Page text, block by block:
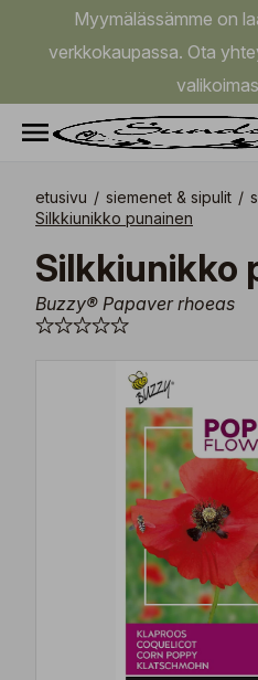
Myymälässämme on
verkkokaupassa. Ota
etusivu / siemenet & sipulit /
Silkkiunikko punainen
Silkkiunikko
Buzzy® Papaver rhoeas